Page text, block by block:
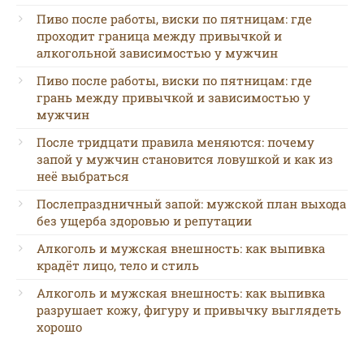
Пиво после работы, виски по пятницам: где
проходит граница между привычкой и
алкогольной зависимостью у мужчин
Пиво после работы, виски по пятницам: где
грань между привычкой и зависимостью у
мужчин
После тридцати правила меняются: почему
запой у мужчин становится ловушкой и как из
неё выбраться
Послепраздничный запой: мужской план выхода
без ущерба здоровью и репутации
Алкоголь и мужская внешность: как выпивка
крадёт лицо, тело и стиль
Алкоголь и мужская внешность: как выпивка
разрушает кожу, фигуру и привычку выглядеть
хорошо